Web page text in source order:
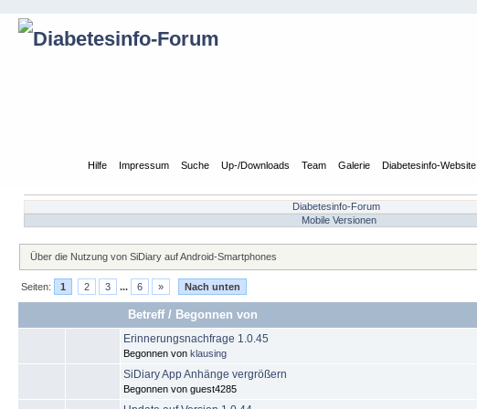
Hilfe Impressum Suche Up-/Downloads Team Galerie Diabetesinfo-Website
Diabetesinfo-Forum
Mobile Versionen
Über die Nutzung von SiDiary auf Android-Smartphones
Seiten: 1 2 3 ... 6 » Nach unten
Betreff/ Begonnen von
Erinnerungsnachfrage 1.0.45
Begonnen von klausing
SiDiary App Anhänge vergrößern
Begonnen von guest4285